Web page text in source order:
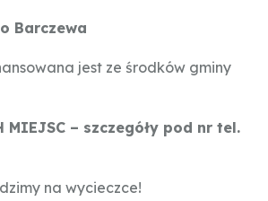
Barczewa
jest ze środków gminy
MIEJSC – szczegóły pod nr tel.
na wycieczce!